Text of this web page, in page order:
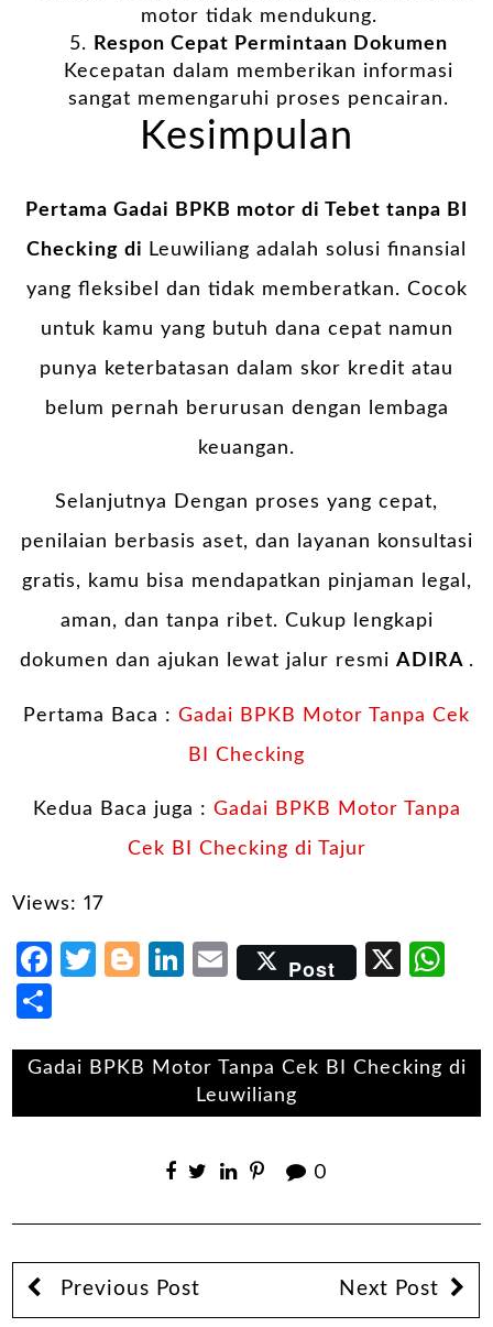
motor tidak mendukung.
Respon Cepat Permintaan Dokumen
Kecepatan dalam memberikan informasi
sangat memengaruhi proses pencairan.
Kesimpulan
Pertama Gadai BPKB motor di Tebet tanpa BI
Checking di Leuwiliang adalah solusi finansial
yang fleksibel dan tidak memberatkan. Cocok
untuk kamu yang butuh dana cepat namun
punya keterbatasan dalam skor kredit atau
belum pernah berurusan dengan lembaga
keuangan.
Selanjutnya Dengan proses yang cepat,
penilaian berbasis aset, dan layanan konsultasi
gratis, kamu bisa mendapatkan pinjaman legal,
aman, dan tanpa ribet. Cukup lengkapi
dokumen dan ajukan lewat jalur resmi ADIRA .
Pertama Baca : Gadai BPKB Motor Tanpa Cek
BI Checking
Kedua Baca juga : Gadai BPKB Motor Tanpa
Cek BI Checking di Tajur
Views: 17
Facebook
Twitter
Blogger
LinkedIn
Email
Post X
Gadai BPKB Motor Tanpa Cek BI Checking di
Leuwiliang
0
Previous Post Next Post